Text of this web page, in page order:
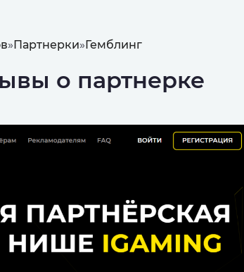
»Партнерки»Гемблинг
о партнерке